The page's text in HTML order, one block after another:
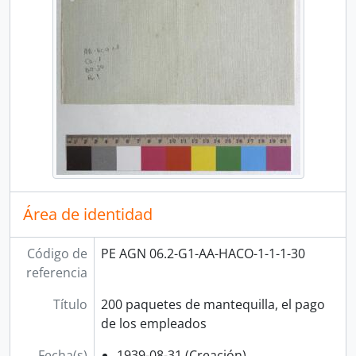
[Agrupación documental] FONDOS FÁCTICOS
[Agrupación documental] PROTOCOLOS NOTARIALES
[Agrupación documental] COLECCIONES
Área de identidad
Código de
referencia
PE AGN 06.2-G1-AA-HACO-1-1-1-30
Título
200 paquetes de mantequilla, el pago
de los empleados